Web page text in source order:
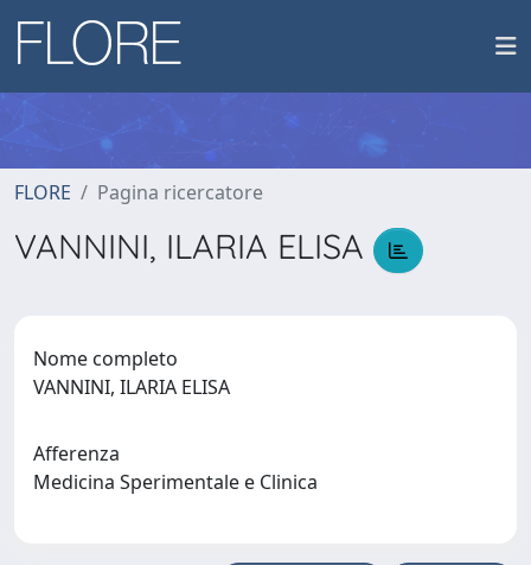
FLORE Pagina ricercatore
VANNINI, ILARIA ELISA
Nome completo
VANNINI, ILARIA ELISA
Afferenza
Medicina Sperimentale e Clinica